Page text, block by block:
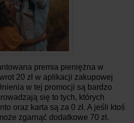
premia pieniężna w
20 zł w aplikacji zakupowej
w tej promocji są bardzo
się to tych, których
oraz karta są za 0 zł. A jeśli ktoś
zgarnąć dodatkowe 70 zł.